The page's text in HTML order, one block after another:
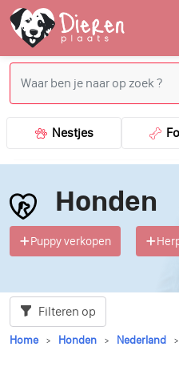
Nestjes
Honden
Puppy verkopen
Filteren op
Home Honden Nederland